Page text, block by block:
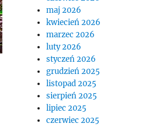
maj 2026
kwiecień 2026
marzec 2026
luty 2026
styczeń 2026
grudzień 2025
listopad 2025
sierpień 2025
lipiec 2025
czerwiec 2025